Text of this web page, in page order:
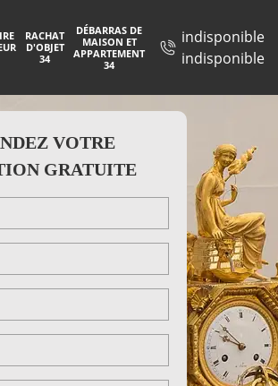
RACHAT
D'OBJET
34
DÉBARRAS DE
MAISON ET
APPARTEMENT
34
indisponible
indisponible
VOTRE
GRATUITE